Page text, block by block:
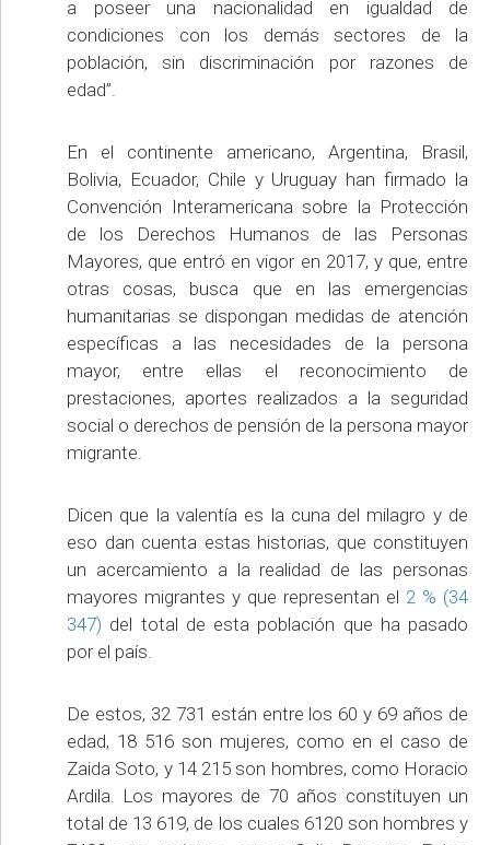
a poseer una nacionalidad en igualdad de
condiciones con los demás sectores de la
población, sin discriminación por razones de
edad”.
En el continente americano, Argentina, Brasil,
Bolivia, Ecuador, Chile y Uruguay han firmado la
Convención Interamericana sobre la Protección
de los Derechos Humanos de las Personas
Mayores, que entró en vigor en 2017, y que, entre
otras cosas, busca que en las emergencias
humanitarias se dispongan medidas de atención
específicas a las necesidades de la persona
mayor, entre ellas el reconocimiento de
prestaciones, aportes realizados a la seguridad
social o derechos de pensión de la persona mayor
migrante.
Dicen que la valentía es la cuna del milagro y de
eso dan cuenta estas historias, que constituyen
un acercamiento a la realidad de las personas
mayores migrantes y que representan el 2 % (34
347) del total de esta población que ha pasado
por el país.
De estos, 32 731 están entre los 60 y 69 años de
edad, 18 516 son mujeres, como en el caso de
Zaida Soto, y 14 215 son hombres, como Horacio
Ardila. Los mayores de 70 años constituyen un
total de 13 619, de los cuales 6120 son hombres y